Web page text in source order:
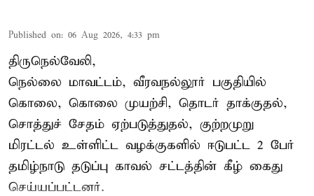
Published on: 06 Aug 2026, 4:33 pm
திருநெல்வேலி,
நெல்லை மாவட்டம், வீரவநல்லூர் பகுதியில்
கொலை, கொலை முயற்சி, தொடர் தாக்குதல்,
சொத்துச் சேதம் ஏற்படுத்துதல், குற்றமுறு
மிரட்டல் உள்ளிட்ட வழக்குகளில் ஈடுபட்ட 2 பேர்
தமிழ்நாடு தடுப்பு காவல் சட்டத்தின் கீழ் கைது
செய்யப்பட்டனர்.